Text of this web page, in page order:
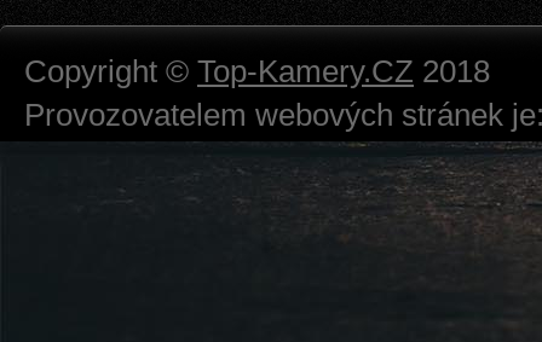
Copyright © Top-Kamery.CZ 2018
Provozovatelem webových stránek
Právnická osoba podnikající dle
Městský soud v Praze spisová